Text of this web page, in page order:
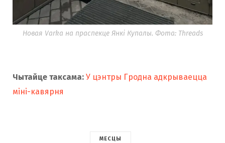
Новая Varka на праспекце Янкі Купалы. Фота: Threads
Чытайце таксама: У цэнтры Гродна адкрываецца
міні-кавярня
МЕСЦЫ